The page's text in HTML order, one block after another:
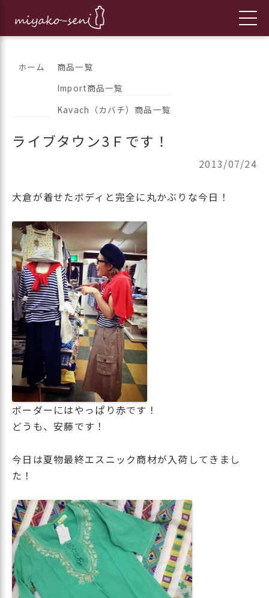
へ
ッ
フランス、イタリア、アメリカ
のインポートファッションとオ
都繊維の日々のニュースをお伝えします
ホーム
商品一覧
Import商品一覧
Kavach（カバチ）商品一覧
ライブタウン3Ｆです！
2013/07/24
大倉が着せたボディと完全に丸かぶりな今日！
ボーダーにはやっぱり赤です！
どうも、安藤です！
今日は夏物最終エスニック商材が入荷してきまし
た！